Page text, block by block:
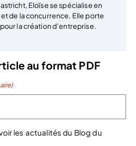
Eloïse se spécialise en
de la concurrence. Elle porte
la création d’entreprise.
au format PDF
les actualités du Blog du